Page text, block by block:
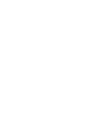
requisitos de
Página
de inicio.